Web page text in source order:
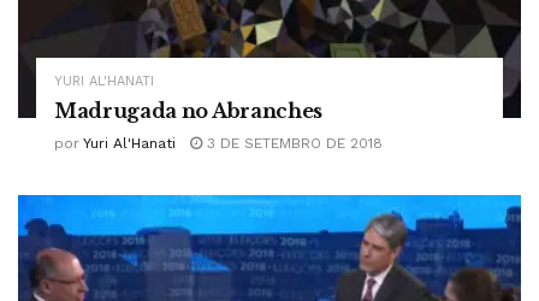
YURI AL'HANATI
Madrugada no Abranches
por Yuri Al'Hanati 3 DE SETEMBRO DE 2018